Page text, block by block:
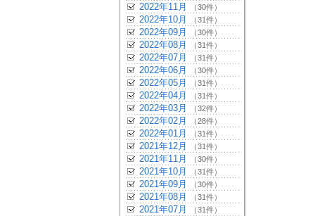
2022年11月 （30件）
2022年10月 （31件）
2022年09月 （30件）
2022年08月 （31件）
2022年07月 （31件）
2022年06月 （30件）
2022年05月 （31件）
2022年04月 （31件）
2022年03月 （32件）
2022年02月 （28件）
2022年01月 （31件）
2021年12月 （31件）
2021年11月 （30件）
2021年10月 （31件）
2021年09月 （30件）
2021年08月 （31件）
2021年07月 （31件）